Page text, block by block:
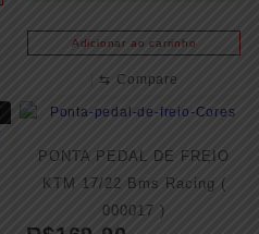
Adicionar ao carrinho
⇆ Compare
PONTA PEDAL DE FREIO
KTM 17/22 Bms Racing (
000017 )